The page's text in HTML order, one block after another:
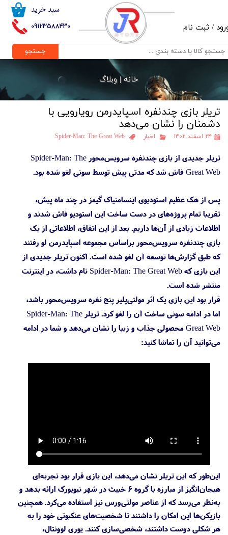
09123588430
۰ سبد خرید
/ ثبت نام
حساب کاربری من
تغییر گذر واژه
خروج از حساب کاربری
جستجو
خانه |وبلاگ
تریلر بازی چندنفره اسپایدرمن رویارویی با
دشمنان را نشان می‌دهد
۲۴ اسفند ۱۴۰۲ اخبار Spider-Man: The Great Web
تریلر جدیدی از بازی چندنفره سرویس‌محور Spider-Man: The
Great Web فاش شد که مدتی پیش توسط سونی لغو شده بود.
پس از هک عظیم استودیوی اینسامنیاک گیمز در چند ماه پیش،
تقریبا تمام پروژه‌های در دست ساخت این استودیو فاش شدند و
اطلاعات زیادی از آن‌ها داریم. بعد از این اتفاق، اطلاعاتی از یک
بازی چندنفره سرویس‌محور براساس مجموعه اسپایدرمن لو رفتند
که طبق گزارش‌ها توسعه آن لغو شده است. اکنون تریلر جدیدی از
این بازی که Spider-Man: The Great Web نام داشت، در اینترنت
منتشر شده است.
قرار بود این بازی یک اثر مولتی‌پلیر پنج نفره سرویس‌محور باشد،
اما در ادامه سونی ساخت آن را لغو کرد. تریلر Spider-Man: The
Great Web محصولی جذاب و زیبا را نشان می‌دهد و شما در ادامه
می‌توانید آن را تماشا کنید:
این‌طور که این تریلر نشان می‌دهد، این بازی قرار بود تجربه‌ای
هیجان‌انگیز از مبارزه با گروه ۶ خبیث در شهر نیویورک ارائه بدهد و
به‌نظر می‌رسد که از عناصر مولتی‌ورس نیز استفاده می‌کرد. همچنین
بازیکن‌ها این امکان را داشتند تا شخصیت‌های عنکبوتی خود را به
هر شکلی دوست داشتند، شخصی‌سازی کنند. یوری لوونتال،